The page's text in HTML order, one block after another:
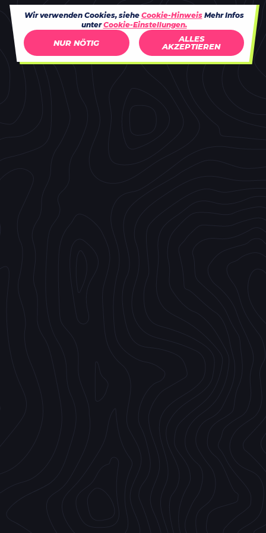
Wir verwenden Cookies, siehe Cookie-HinweisMehr Infos
unterCookie-Einstellungen.
NUR NÖTIG
ALLES
AKZEPTIEREN